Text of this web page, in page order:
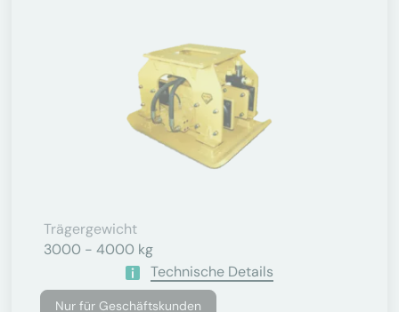
Trägergewicht
3000 - 4000 kg
Technische Details
Nur für Geschäftskunden